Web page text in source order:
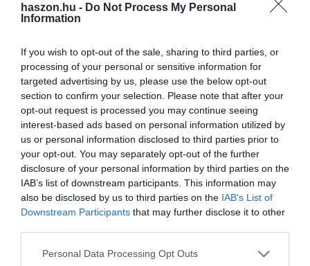
haszon.hu - Do Not Process My Personal
Information
If you wish to opt-out of the sale, sharing to third parties, or
processing of your personal or sensitive information for
targeted advertising by us, please use the below opt-out
section to confirm your selection. Please note that after your
opt-out request is processed you may continue seeing
interest-based ads based on personal information utilized by
us or personal information disclosed to third parties prior to
your opt-out. You may separately opt-out of the further
disclosure of your personal information by third parties on the
IAB’s list of downstream participants. This information may
also be disclosed by us to third parties on the IAB’s List of
Downstream Participants that may further disclose it to other
Please note that this website/app uses one or more Google
Personal Data Processing Opt Outs
PIACOK
Ez a tároló akár 10 ezer évig megőrzi a mentett
adataidat
Olyan adattárolót fejleszt a Microsoft, amely akár 10 ezer évig
megtarthatja a rámentett adatokat. A Silica néven emlegetett,
üveglapra emlékeztető tárolóra nagyjából hét terybyte információ
fér. Ez…